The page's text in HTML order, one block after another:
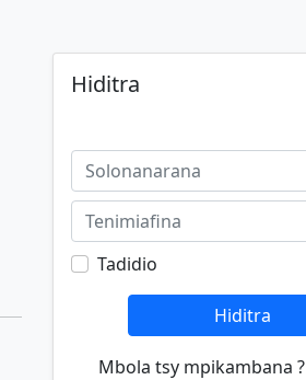
Hiditra
Tadidio
Hiditra
Mbola tsy mpikambana ?